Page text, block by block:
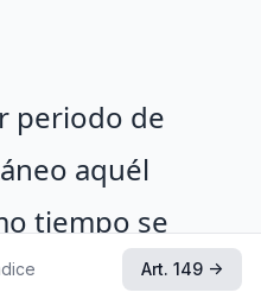
periodo de
aquél
tiempo se
Art. 149 →